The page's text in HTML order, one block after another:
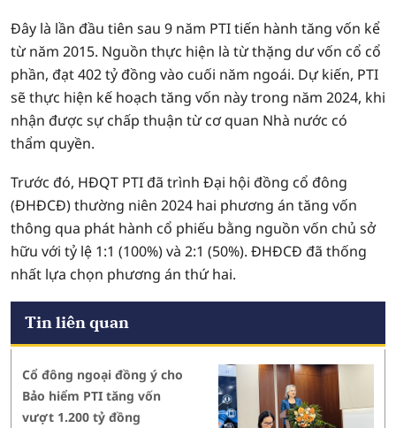
Đây là lần đầu tiên sau 9 năm PTI tiến hành tăng vốn kể
từ năm 2015. Nguồn thực hiện là từ thặng dư vốn cổ cổ
phần, đạt 402 tỷ đồng vào cuối năm ngoái. Dự kiến, PTI
sẽ thực hiện kế hoạch tăng vốn này trong năm 2024, khi
nhận được sự chấp thuận từ cơ quan Nhà nước có
thẩm quyền.
Trước đó, HĐQT PTI đã trình Đại hội đồng cổ đông
(ĐHĐCĐ) thường niên 2024 hai phương án tăng vốn
thông qua phát hành cổ phiếu bằng nguồn vốn chủ sở
hữu với tỷ lệ 1:1 (100%) và 2:1 (50%). ĐHĐCĐ đã thống
nhất lựa chọn phương án thứ hai.
Tin liên quan
Cổ đông ngoại đồng ý cho
Bảo hiểm PTI tăng vốn
vượt 1.200 tỷ đồng